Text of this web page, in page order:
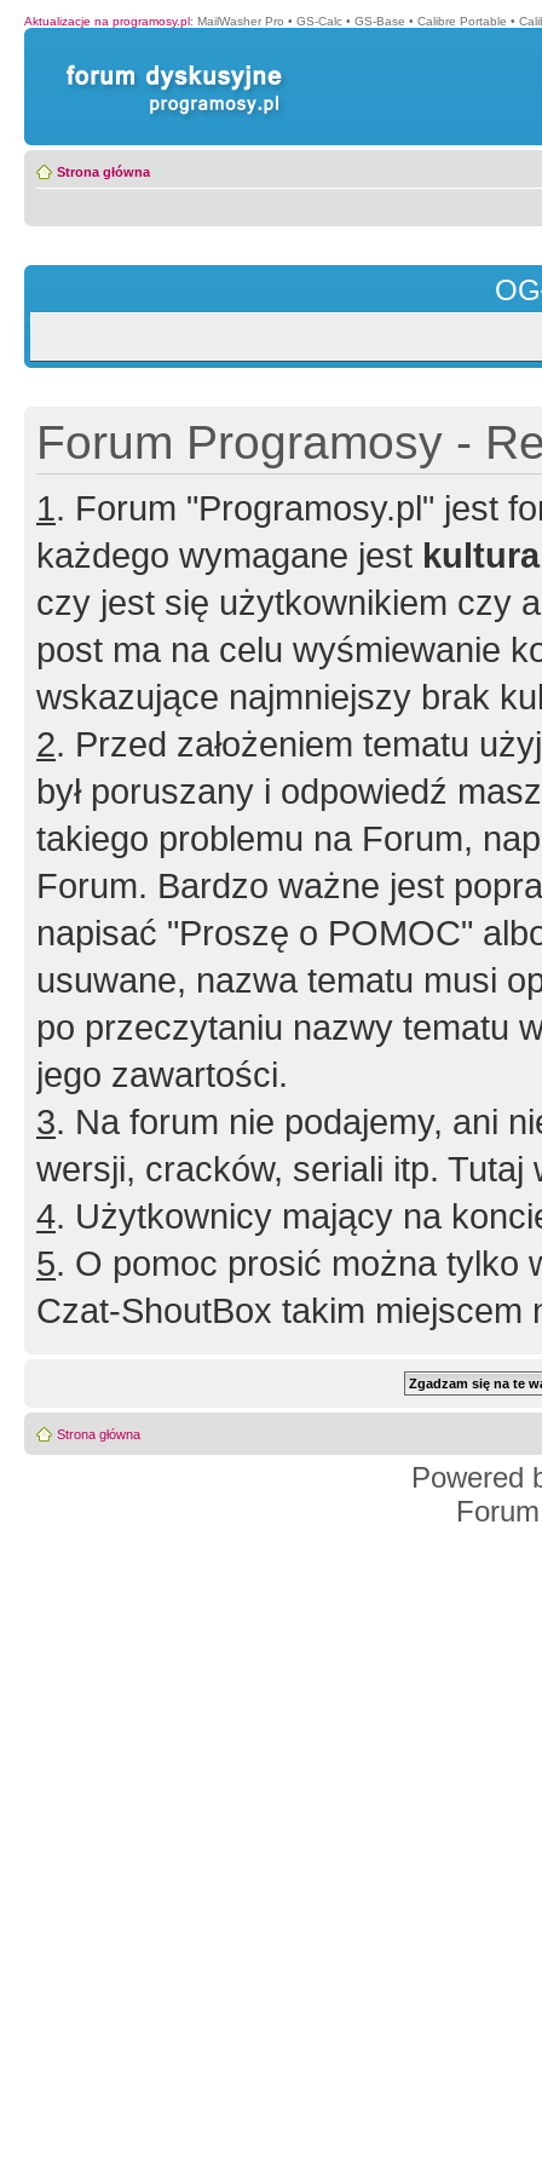
Aktualizacje na programosy.pl: MailWasher Pro • GS-Calc • GS-Base • Calibre Portable •
Strona główna
Forum Programosy -
1. Forum "Programosy.pl" jest
każdego wymagane jest
czy jest się użytkownikiem czy
post ma na celu wyśmiewanie
wskazujące najmniejszy brak
2. Przed założeniem tematu
był poruszany i odpowiedź
takiego problemu na Forum,
Forum. Bardzo ważne jest
napisać "Proszę o POMOC"
usuwane, nazwa tematu musi
po przeczytaniu nazwy tematu
jego zawartości.
3. Na forum nie podajemy, ani
wersji, cracków, seriali itp. Tutaj
4. Użytkownicy mający na
5. O pomoc prosić można tylko
Czat-ShoutBox takim miejscem
Strona główna
Powered